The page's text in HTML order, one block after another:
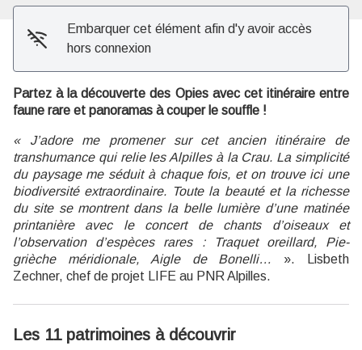
Embarquer cet élément afin d'y avoir accès
hors connexion
Partez à la découverte des Opies avec cet itinéraire entre
faune rare et panoramas à couper le souffle !
« J’adore me promener sur cet ancien itinéraire de
transhumance qui relie les Alpilles à la Crau. La simplicité
du paysage me séduit à chaque fois, et on trouve ici une
biodiversité extraordinaire. Toute la beauté et la richesse
du site se montrent dans la belle lumière d’une matinée
printanière avec le concert de chants d’oiseaux et
l’observation d’espèces rares : Traquet oreillard, Pie-
grièche méridionale, Aigle de Bonelli… ». Lisbeth
Zechner, chef de projet LIFE au PNR Alpilles.
Les 11 patrimoines à découvrir